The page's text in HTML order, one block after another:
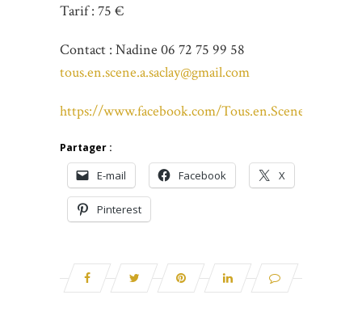
Tarif : 75 €
Contact : Nadine 06 72 75 99 58
tous.en.scene.a.saclay@gmail.com
https://www.facebook.com/Tous.en.Scene.a.Saclay/
Partager :
E-mail Facebook X
Pinterest